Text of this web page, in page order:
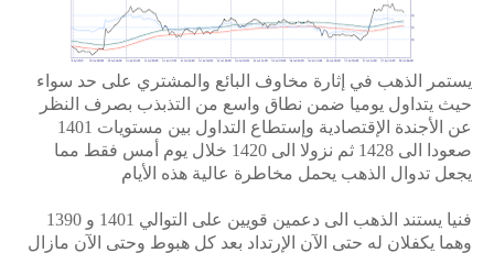
يستمر الذهب في إثارة مخاوف البائع والمشتري على حد سواء
حيث يتداول يوميا ضمن نطاق واسع من التذبذب بصرف النظر
عن الأجندة الإقتصادية وإستطاع التداول بين مستويات 1401
صعودا الى 1428 ثم نزولا الى 1420 خلال يوم أمس فقط مما
يجعل تدوال الذهب يحمل مخاطرة عالية هذه الأيام
فنيا يستند الذهب الى دعمين قويين على التوالي 1401 و 1390
وهما يكفلان له حتى الآن الإرتداد بعد كل هبوط وحتى الآن مازال